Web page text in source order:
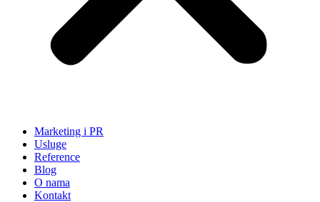
Marketing i PR
Usluge
Reference
Blog
O nama
Kontakt